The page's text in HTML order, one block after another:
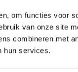
om functies voor
van onze site
combineren met
hun services.
Word
Korting op
Korting op
Exclusieve